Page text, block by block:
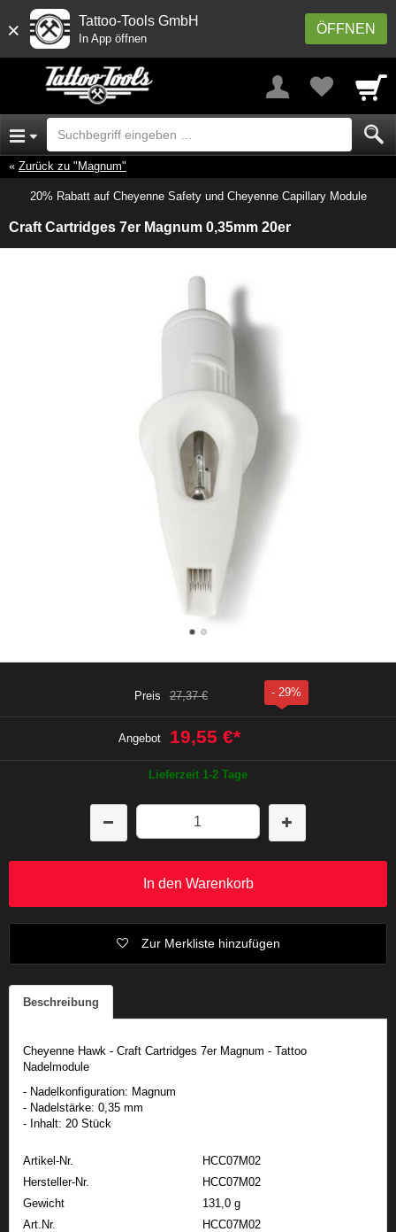
× ÖFFNEN
Tattoo-Tools GmbH
In App öffnen
Zurück zu "Magnum"
20% Rabatt auf Cheyenne Safety und Cheyenne Capillary Module
Craft Cartridges 7er Magnum 0,35mm 20er
Preis 27,37 € - 29%
Angebot 19,55 €*
Lieferzeit 1-2 Tage
In den Warenkorb
Zur Merkliste hinzufügen
Beschreibung
Cheyenne Hawk - Craft Cartridges 7er Magnum - Tattoo
Nadelmodule
- Nadelkonfiguration: Magnum
- Nadelstärke: 0,35 mm
- Inhalt: 20 Stück
Artikel-Nr.
HCC07M02
Hersteller-Nr.
HCC07M02
Gewicht
131,0 g
Art.Nr.
HCC07M02